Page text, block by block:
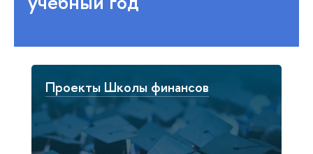
Проекты Школы финансов